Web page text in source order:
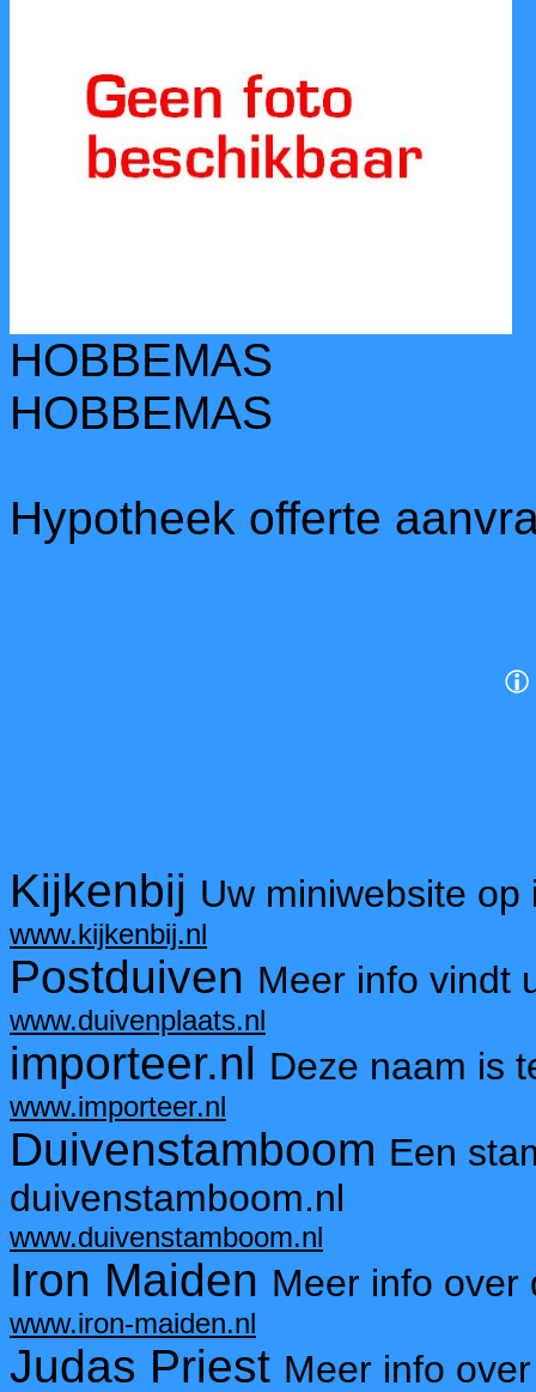
HOBBEMAS
HOBBEMAS
Hypotheek offerte
Kijkenbij Uw miniwebsite op
www.kijkenbij.nl
Postduiven Meer info vindt
www.duivenplaats.nl
importeer.nl Deze naam is
www.importeer.nl
Duivenstamboom Een
duivenstamboom.nl
www.duivenstamboom.nl
Iron Maiden Meer info over
www.iron-maiden.nl
Judas Priest Meer info